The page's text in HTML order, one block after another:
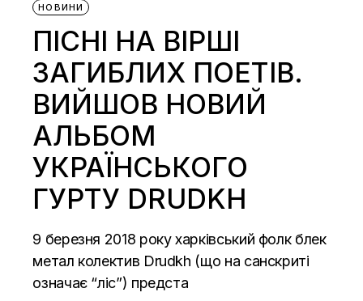
НОВИНИ
ПІСНІ НА ВІРШІ
ЗАГИБЛИХ ПОЕТІВ.
ВИЙШОВ НОВИЙ
АЛЬБОМ
УКРАЇНСЬКОГО
ГУРТУ DRUDKH
9 березня 2018 року харківський фолк блек
метал колектив Drudkh (що на санскриті
означає “ліс”) предста